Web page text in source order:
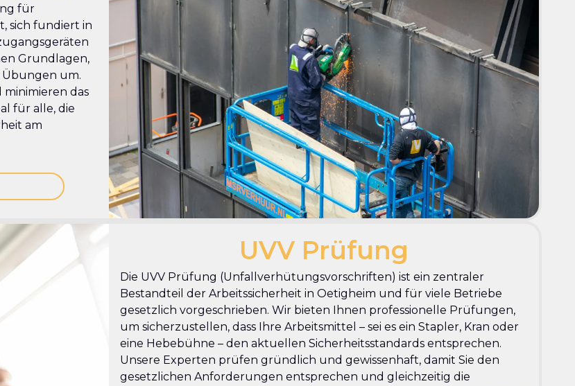
für
sich fundiert in
Grundlagen,
Übungen um.
das
für alle, die
am
UVV Prüfung
Die UVV Prüfung (Unfallverhütungsvorschriften) ist ein zentraler
Bestandteil der Arbeitssicherheit in Oetigheim und für viele Betriebe
gesetzlich vorgeschrieben. Wir bieten Ihnen professionelle Prüfungen,
um sicherzustellen, dass Ihre Arbeitsmittel – sei es ein Stapler, Kran oder
eine Hebebühne – den aktuellen Sicherheitsstandards entsprechen.
Unsere Experten prüfen gründlich und gewissenhaft, damit Sie den
gesetzlichen Anforderungen entsprechen und gleichzeitig die